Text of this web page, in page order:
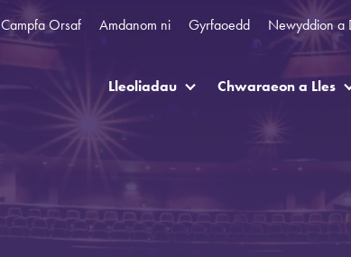
Campfa Orsaf Amdanom ni Gyrfaoedd Newyddion a
Lleoliadau Chwaraeon a Lles